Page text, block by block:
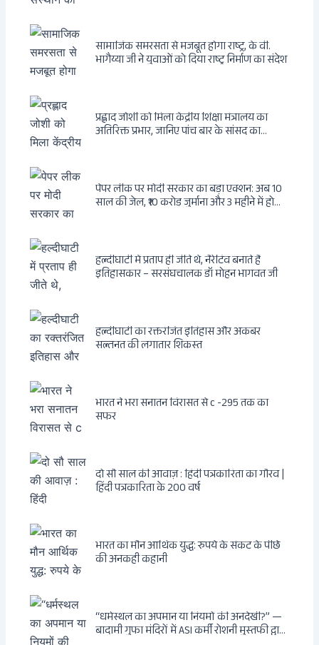
सामाजिक समरसता से मजबूत होगा राष्ट्र, के वी.
भागैय्या जी ने युवाओं को दिया राष्ट्र निर्माण का संदेश
प्रह्लाद जोशी को मिला केंद्रीय शिक्षा मंत्रालय का
अतिरिक्त प्रभार, जानिए पांच बार के सांसद का
पेपर लीक पर मोदी सरकार का बड़ा एक्शन: अब 10
साल की जेल, ₹10 करोड़ जुर्माना और 3 महीने में होगा
हल्दीघाटी में प्रताप ही जीते थे, नैरेटिव बनाते हैं
इतिहासकार – सरसंघचालक डॉ मोहन भागवत जी
हल्दीघाटी का रक्तरंजित इतिहास और अकबर
सल्तनत की लगातार शिकस्त
भारत ने भरा सनातन विरासत से c -295 तक का
सफर
दो सौ साल की आवाज़ : हिंदी पत्रकारिता का गौरव |
हिंदी पत्रकारिता के 200 वर्ष
भारत का मौन आर्थिक युद्ध: रुपये के संकट के पीछे
की अनकही कहानी
“धर्मस्थल का अपमान या नियमों की अनदेखी?” —
बादामी गुफा मंदिरों में ASI कर्मी रोशनी मुस्तफी द्वारा